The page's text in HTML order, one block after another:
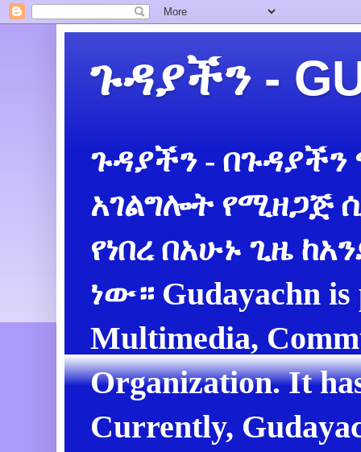
ጉዳያችን -
ጉዳያችን -
አገልግሎት የሚዘጋጅ
የነበረ በአሁኑ ጊዜ
ነው። Gudayachn is
Multimedia,
Organization. It
Currently,